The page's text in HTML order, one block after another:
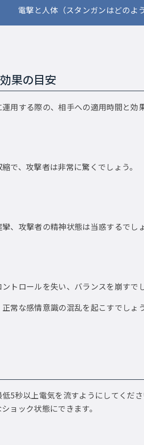
電撃と人体（スタンガンはどのよ
果の目安
用する際の、相手への適用時間と効
で、攻撃者は非常に驚くでしょう。
、攻撃者の精神状態は当惑するでしょ
トロールを失い、バランスを崩すでし
常な感情意識の混乱を起こすでしょう
5秒以上電気を流すようにしてくだ
ョック状態にできます。